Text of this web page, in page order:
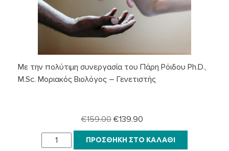
Με την πολύτιμη συνεργασία του Πάρη Ρόιδου Ph.D.,
M.Sc. Μοριακός Βιολόγος – Γενετιστής
€159.00 Original
price
was:
€139.90Η
τρέχουσα
τιμή
ΔιατροφογενετικήΠΡΟΣΘΉΚΗ ΣΤΟ ΚΑΛΆΘΙ